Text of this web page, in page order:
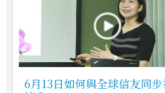
6月13日如何與全球信友同